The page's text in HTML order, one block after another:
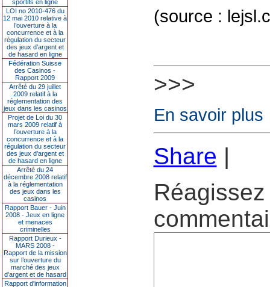
sportifs en ligne
LOI no 2010-476 du
12 mai 2010 relative à
l’ouverture à la
concurrence et à la
régulation du secteur
des jeux d’argent et
de hasard en ligne
Fédération Suisse
des Casinos -
Rapport 2009
Arrêté du 29 juillet
2009 relatif à la
réglementation des
jeux dans les casinos
Projet de Loi du 30
mars 2009 relatif à
l’ouverture à la
concurrence et à la
régulation du secteur
des jeux d’argent et
de hasard en ligne
Arrêté du 24
décembre 2008 relatif
à la réglementation
des jeux dans les
casinos
Rapport Bauer - Juin
2008 - Jeux en ligne
et menaces
criminelles
Rapport Durieux -
MARS 2008 -
Rapport de la mission
sur l’ouverture du
marché des jeux
d’argent et de hasard
Rapport d'information
(source :
>>>
En savoir plus
Share |